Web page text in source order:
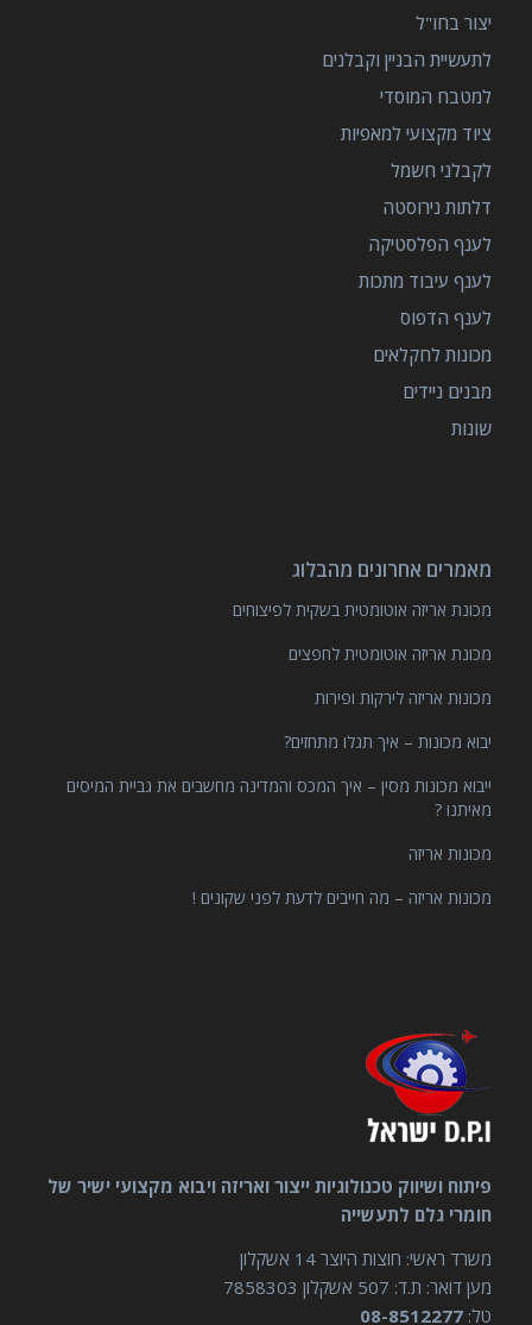
יצור בחו"ל
לתעשיית הבניין וקבלנים
למטבח המוסדי
ציוד מקצועי למאפיות
לקבלני חשמל
דלתות נירוסטה
לענף הפלסטיקה
לענף עיבוד מתכות
לענף הדפוס
מכונות לחקלאים
מבנים ניידים
שונות
מאמרים אחרונים מהבלוג
מכונת אריזה אוטומטית בשקית לפיצוחים
מכונת אריזה אוטומטית לחפצים
מכונות אריזה לירקות ופירות
יבוא מכונות – איך תגלו מתחזים?
ייבוא מכונות מסין – איך המכס והמדינה מחשבים את גביית המיסים
מאיתנו ?
מכונות אריזה
מכונות אריזה – מה חייבים לדעת לפני שקונים !
פיתוח ושיווק טכנולוגיות ייצור ואריזה ויבוא מקצועי ישיר של
חומרי גלם לתעשייה
משרד ראשי: חוצות היוצר 14 אשקלון
מען דואר: ת.ד: 507 אשקלון 7858303
טל: 08-8512277